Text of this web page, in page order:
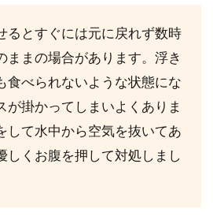
るとすぐには元に戻れず数時
ままの場合があります。浮き
食べられないような状態にな
が掛かってしまいよくありま
して水中から空気を抜いてあ
しくお腹を押して対処しまし